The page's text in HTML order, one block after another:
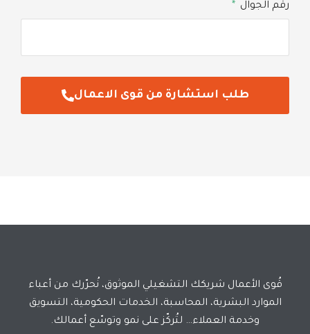
رقم الجوال
طلب استشارة من قوى الاعمال
قُوى الأعمال شريكك التشغيلي الموثوق، نُحرّرك من أعباء
الموارد البشرية، المحاسبة، الخدمات الحكومية، التسويق
وخدمة العملاء… لتُركّز على نمو وتوسّع أعمالك.